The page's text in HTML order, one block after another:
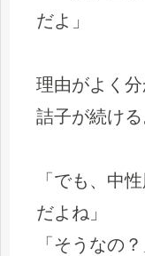
だよ」
理由がよく分
詰子が続ける
「でも、中
だよね」
「そうなの？